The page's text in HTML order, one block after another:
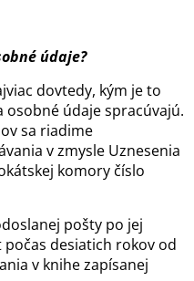
údaje?
dovtedy, kým je to
osobné údaje spracúvajú.
sa riadime
v zmysle Uznesenia
komory číslo
pošty po jej
desiatich rokov od
v knihe zapísanej